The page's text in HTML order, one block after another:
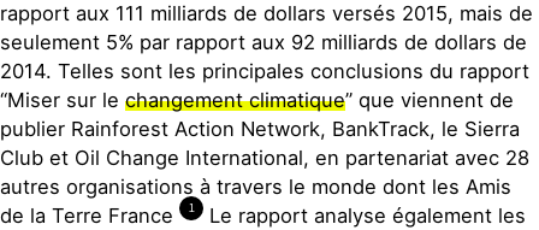
rapport aux 111 milliards de dollars versés 2015, mais de
seulement 5% par rapport aux 92 milliards de dollars de
2014. Telles sont les principales conclusions du rapport
“Miser sur le changement climatique” que viennent de
publier Rainforest Action Network, BankTrack, le Sierra
Club et Oil Change International, en partenariat avec 28
autres organisations à travers le monde dont les Amis
de la Terre France
1
Le rapport analyse également les